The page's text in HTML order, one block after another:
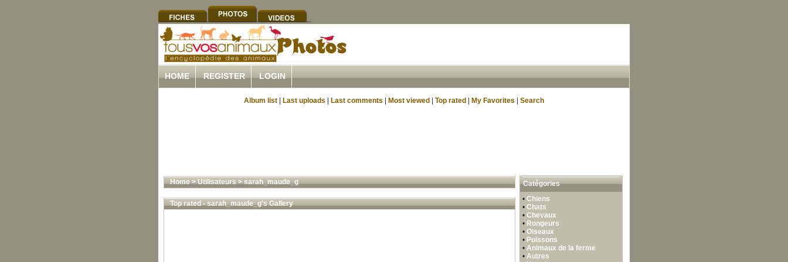
HOME REGISTER LOGIN
Album list Last uploads Last comments Most viewed Top rated My Favorites Search
Home>Utilisateurs>sarah_maude_g
Top rated - sarah_maude_g's Gallery
Catégories
•Chiens
•Chats
•Chevaux
• Rongeurs
•Oiseaux
• Poissons
• Animaux de la ferme
• Autres